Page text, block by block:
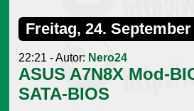
Freitag, 24. September
22:21 - Autor: Nero24
ASUS A7N8X Mod-
SATA-BIOS